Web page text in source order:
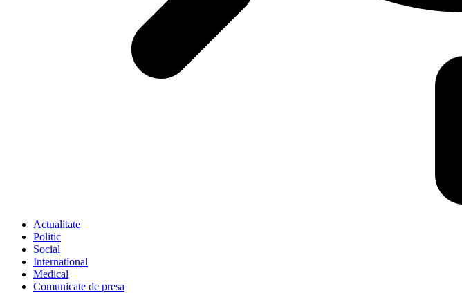
Actualitate
Politic
Social
International
Medical
Comunicate de presa